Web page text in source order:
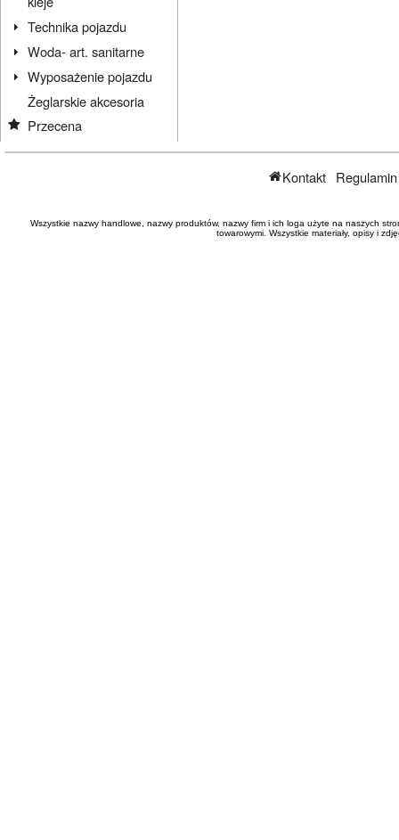
Technika pojazdu
Woda- art. sanitarne
Wyposażenie pojazdu
Żeglarskie akcesoria
Przecena
Kontakt
Wszystkie nazwy handlowe, nazwy produktów, nazwy firm i ich loga użyte na naszych
towarowymi. Wszystkie materiały, opisy i